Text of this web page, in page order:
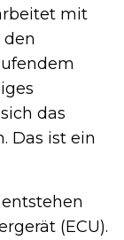
mit
den
das
Das ist ein
(ECU).